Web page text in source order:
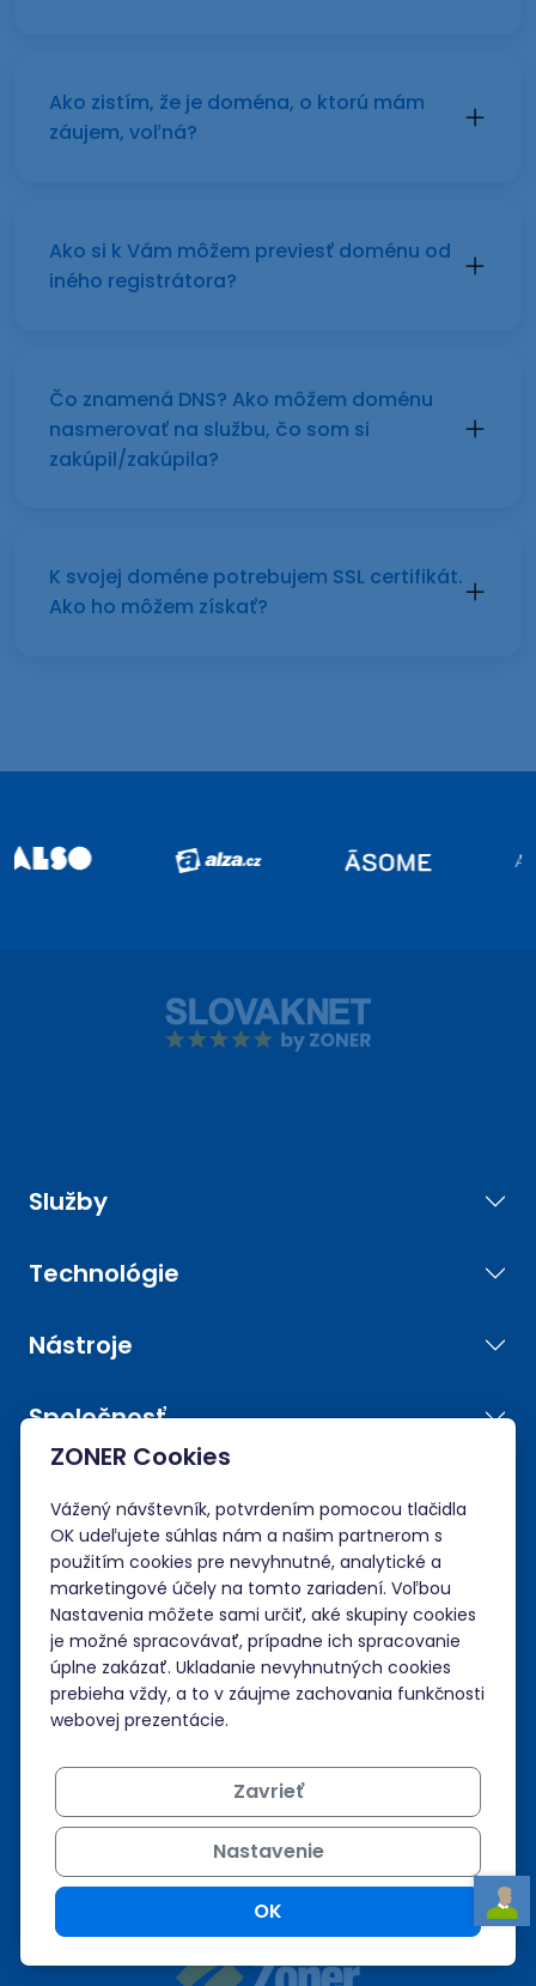
Ako zistím, že je doména, o ktorú mám
záujem, voľná?
Ako si k Vám môžem previesť doménu od
iného registrátora?
Čo znamená DNS? Ako môžem doménu
nasmerovať na službu, čo som si
zakúpil/zakúpila?
K svojej doméne potrebujem SSL certifikát.
Ako ho môžem získať?
Služby
Technológie
Nástroje
Spoločnosť
Prihlásiť sa
Neviem si rady?
Nápoveda
Podpora 24/7
+421 268 265 986
admin@zoner.sk
ZONER Cookies
Vážený návštevník, potvrdením pomocou tlačidla
OK udeľujete súhlas nám a našim partnerom s
použitím cookies pre nevyhnutné, analytické a
marketingové účely na tomto zariadení. Voľbou
Nastavenia môžete sami určiť, aké skupiny cookies
je možné spracovávať, prípadne ich spracovanie
úplne zakázať. Ukladanie nevyhnutných cookies
prebieha vždy, a to v záujme zachovania funkčnosti
webovej prezentácie.
Zavrieť
Nastavenie
OK